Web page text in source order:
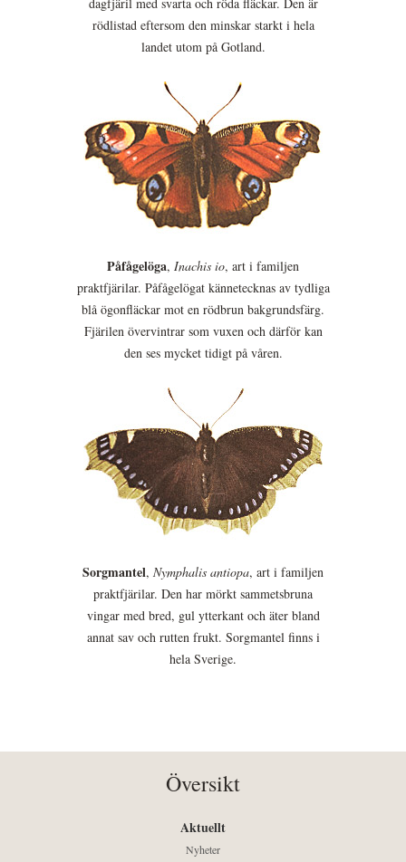
rödlistad eftersom den minskar starkt i hela
landet utom på Gotland.
Påfågelöga, Inachis io, art i familjen
praktfjärilar. Påfågelögat kännetecknas av tydliga
blå ögonfläckar mot en rödbrun bakgrundsfärg.
Fjärilen övervintrar som vuxen och därför kan
den ses mycket tidigt på våren.
Sorgmantel, Nymphalis antiopa, art i familjen
praktfjärilar. Den har mörkt sammetsbruna
vingar med bred, gul ytterkant och äter bland
annat sav och rutten frukt. Sorgmantel finns i
hela Sverige.
Översikt
Aktuellt
Nyheter